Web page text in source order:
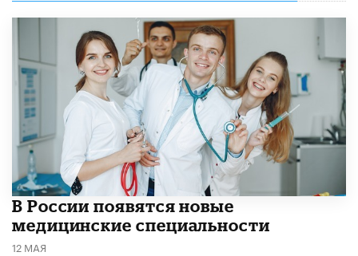
В России появятся новые
медицинские специальности
12 МАЯ